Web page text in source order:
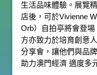
生活品味體驗。展覽
店後，可於Vivienne
Orb）自拍亭將會登
方亦致力於培育創意
分享會，讓他們與品
助力澳門經濟 適度多